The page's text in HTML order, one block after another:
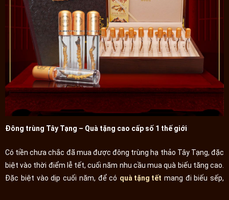
Đông trùng Tây Tạng – Quà tặng cao cấp số 1 thế giới
Có tiền chưa chắc đã mua được đông trùng hạ thảo Tây Tạng, đặc
biệt vào thời điểm lễ tết, cuối năm nhu cầu mua quà biếu tăng cao.
Đặc biệt vào dịp cuối năm, để có quà tặng tết mang đi biếu sếp,